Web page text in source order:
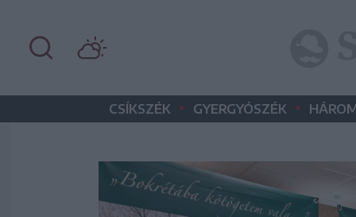
CSÍKSZÉK • GYERGYÓSZÉK •